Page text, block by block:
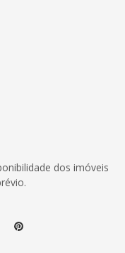
dos imóveis
Pinterest